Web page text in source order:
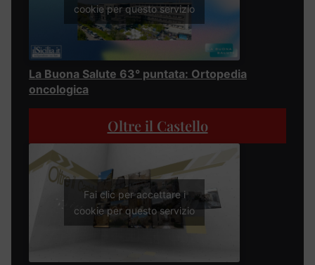
cookie per questo servizio
La Buona Salute 63° puntata: Ortopedia
oncologica
Oltre il Castello
Fai clic per accettare i
cookie per questo servizio